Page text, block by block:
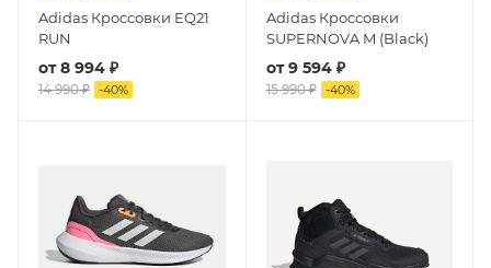
Adidas Кроссовки EQ21
RUN
от8 994 ₽
14 990 ₽ -40%
Adidas Кроссовки
SUPERNOVA M (Black)
от9 594 ₽
15 990 ₽ -40%